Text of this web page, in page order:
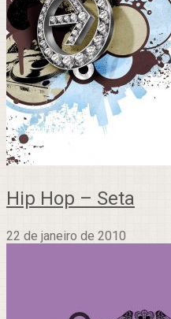
Hip Hop – Seta
22 de janeiro de 2010